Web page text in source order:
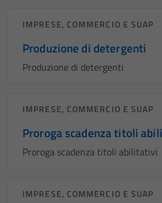
IMPRESE, COMMERCIO E SUAP
Produzione di detergenti
Produzione di detergenti
IMPRESE, COMMERCIO E SUAP
Proroga scadenza titoli
Proroga scadenza titoli abilitativi
IMPRESE, COMMERCIO E SUAP